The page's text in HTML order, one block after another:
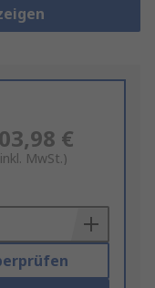
€
MwSt.)